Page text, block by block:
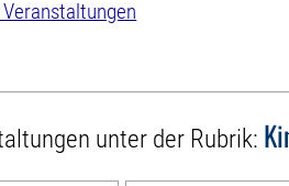
unter der Rubrik: